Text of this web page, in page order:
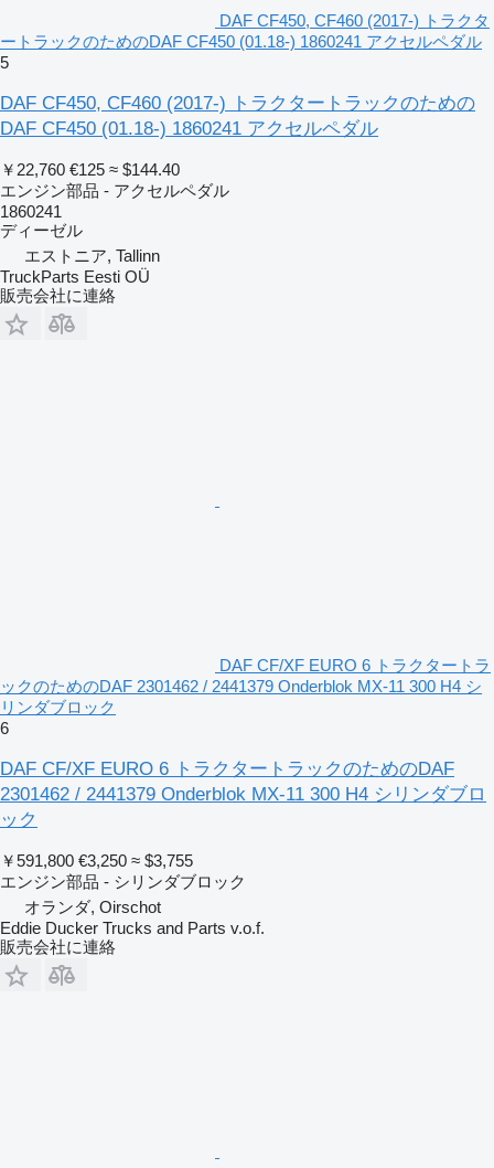
DAF CF450, CF460 (2017-) トラクタ
ートラックのためのDAF CF450 (01.18-) 1860241 アクセルペダル
5
DAF CF450, CF460 (2017-) トラクタートラックのための
DAF CF450 (01.18-) 1860241 アクセルペダル
￥22,760 €125 ≈ $144.40
エンジン部品 - アクセルペダル
1860241
ディーゼル
エストニア, Tallinn
TruckParts Eesti OÜ
販売会社に連絡
DAF CF/XF EURO 6 トラクタートラ
ックのためのDAF 2301462 / 2441379 Onderblok MX-11 300 H4 シ
リンダブロック
6
DAF CF/XF EURO 6 トラクタートラックのためのDAF
2301462 / 2441379 Onderblok MX-11 300 H4 シリンダブロ
ック
￥591,800 €3,250 ≈ $3,755
エンジン部品 - シリンダブロック
オランダ, Oirschot
Eddie Ducker Trucks and Parts v.o.f.
販売会社に連絡